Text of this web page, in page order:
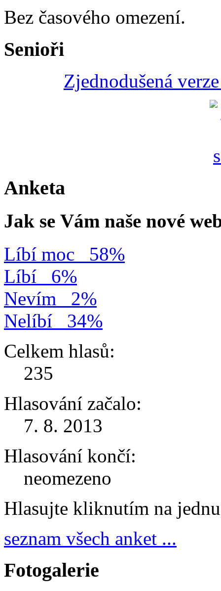
Bez časového omezení.
Senioři
Zjednodušená
Anketa
Jak se Vám naše nové
Líbí moc
58%
Líbí
6%
Nevím
2%
Nelíbí
34%
Celkem hlasů:
235
Hlasování začalo:
7. 8. 2013
Hlasování končí:
neomezeno
Hlasujte kliknutím na
seznam všech anket ...
Fotogalerie